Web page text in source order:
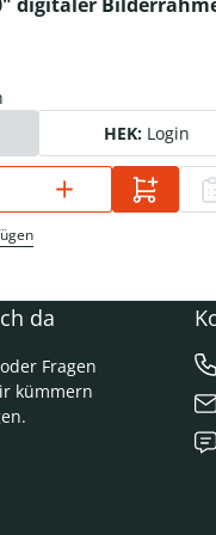
HEK: Login
da
Fragen
kümmern